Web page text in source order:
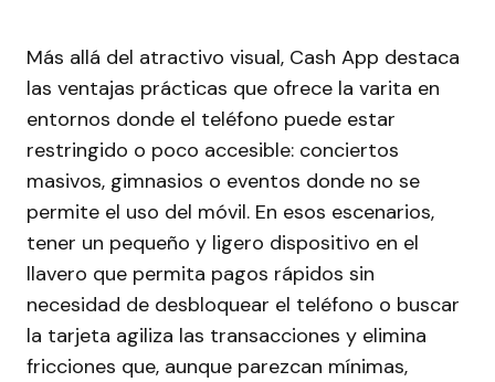
Más allá del atractivo visual, Cash App destaca
las ventajas prácticas que ofrece la varita en
entornos donde el teléfono puede estar
restringido o poco accesible: conciertos
masivos, gimnasios o eventos donde no se
permite el uso del móvil. En esos escenarios,
tener un pequeño y ligero dispositivo en el
llavero que permita pagos rápidos sin
necesidad de desbloquear el teléfono o buscar
la tarjeta agiliza las transacciones y elimina
fricciones que, aunque parezcan mínimas,